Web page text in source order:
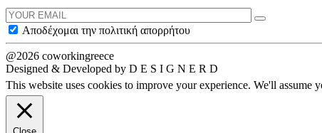
Αποδέχομαι την πολιτική απορρήτου
@2026 coworkingreece
Designed & Developed by D E S I G N E R D
This website uses cookies to improve your experience. We'll